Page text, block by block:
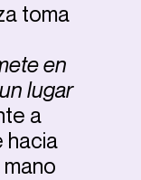
toma
en
lugar
a
hacia